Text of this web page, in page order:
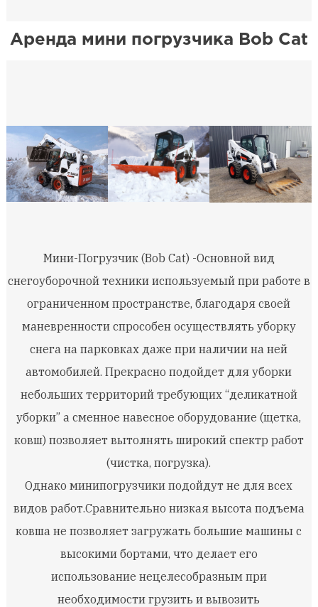
Аренда мини погрузчика Bob Cat
Мини-Погрузчик (Bob Cat) -Основной вид
снегоуборочной техники используемый при работе в
ограниченном пространстве, благодаря своей
маневренности спрособен осуществлять уборку
снега на парковках даже при наличии на ней
автомобилей. Прекрасно подойдет для уборки
небольших территорий требующих “деликатной
уборки” а сменное навесное оборудование (щетка,
ковш) позволяет вытолнять широкий спектр работ
(чистка, погрузка).
Однако минипогрузчики подойдут не для всех
видов работ.Сравнительно низкая высота подъема
ковша не позволяет загружать большие машины с
высокими бортами, что делает его
использование нецелесобразным при
необходимости грузить и вывозить